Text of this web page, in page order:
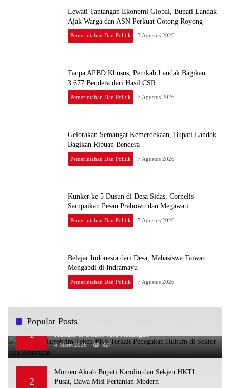
Lewati Tantangan Ekonomi Global, Bupati Landak
Ajak Warga dan ASN Perkuat Gotong Royong
Pemerintahan Dan Politik 7 Agustus 2026
Tanpa APBD Khusus, Pemkab Landak Bagikan
3.677 Bendera dari Hasil CSR
Pemerintahan Dan Politik 7 Agustus 2026
Gelorakan Semangat Kemerdekaan, Bupati Landak
Bagikan Ribuan Bendera
Pemerintahan Dan Politik 7 Agustus 2026
Kunker ke 5 Dusun di Desa Sidas, Cornelis
Sampaikan Pesan Prabowo dan Megawati
Pemerintahan Dan Politik 7 Agustus 2026
Belajar Indonesia dari Desa, Mahasiswa Taiwan
Pemerintahan Dan Politik 7 Agustus 2026
Popular Posts
1
OJK dan Bareskrim Teken PKS Terkait Penegakan
Hukum di Sektor Jasa Keuangan
4 Maret 2026 827
2
Momen Akrab Bupati Karolin dan Sekjen HKTI